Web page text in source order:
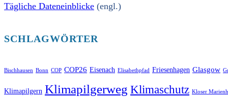
Tägliche Dateneinblicke (engl.)
SCHLAGWÖRTER
Bischhausen Bonn COP COP26 Eisenach Elisabethpfad Friesenhagen Glasgow
Klimapilgern Klimapilgerweg Klimaschutz Kloser